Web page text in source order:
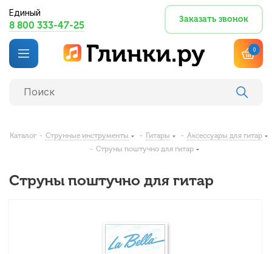
Единый
8 800 333-47-25
Заказать звонок
0
Каталог - Струнные инструменты - Гитары - Аксессуары для гитар
- Струны поштучно для гитар
Струны поштучно для гитар